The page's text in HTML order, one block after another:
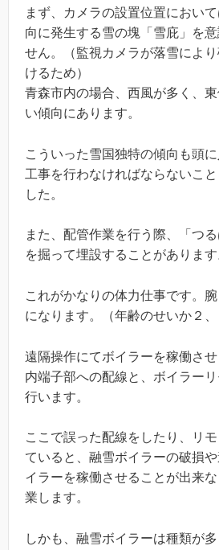
まず、カメラの設置位置におい
向に発生する雪の塊「雪庇」を
せん。（監視カメラが落雪によ
けるため）
青森市内の場合、西風が多く、
い傾向にあります。
こういった雪国独特の傾向も頭
工事を行わなければならないこ
した。
また、配管作業を行う際、「つ
を掘って埋設することがあります
これがかなりの体力仕事です。
になります。（年齢のせいか２、
遠隔操作にてボイラーを稼働さ
内端子部への配線と、ボイラー
行います。
ここで誤った配線をしたり、リ
ていると、融雪ボイラーの破損
イラーを稼働させることが出来
業します。
しかも、融雪ボイラーは種類が